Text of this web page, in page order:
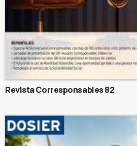
Revista Corresponsables 82